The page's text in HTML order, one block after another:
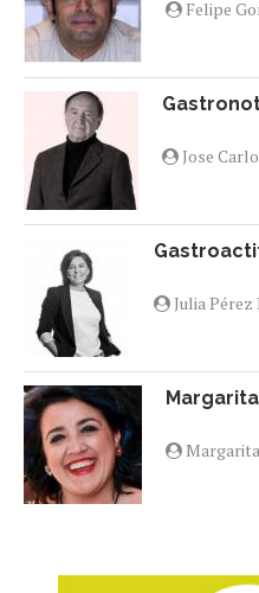
Felipe
Jose
Julia Pérez